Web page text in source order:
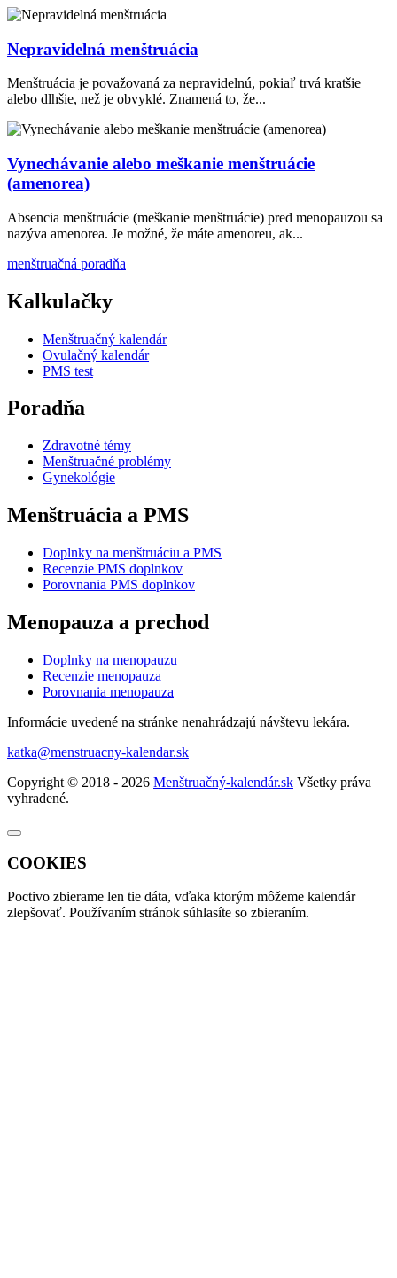
Nepravidelná menštruácia
Menštruácia je považovaná za nepravidelnú, pokiaľ trvá kratšie
alebo dlhšie, než je obvyklé. Znamená to, že...
Vynechávanie alebo meškanie menštruácie
(amenorea)
Absencia menštruácie (meškanie menštruácie) pred menopauzou sa
nazýva amenorea. Je možné, že máte amenoreu, ak...
menštruačná poradňa
Kalkulačky
Menštruačný kalendár
Ovulačný kalendár
PMS test
Poradňa
Zdravotné témy
Menštruačné problémy
Gynekológie
Menštruácia a PMS
Doplnky na menštruáciu a PMS
Recenzie PMS doplnkov
Porovnania PMS doplnkov
Menopauza a prechod
Doplnky na menopauzu
Recenzie menopauza
Porovnania menopauza
Informácie uvedené na stránke nenahrádzajú návštevu lekára.
katka@menstruacny-kalendar.sk
Copyright © 2018 - 2026 Menštruačný-kalendár.sk Všetky práva
vyhradené.
COOKIES
Poctivo zbierame len tie dáta, vďaka ktorým môžeme kalendár
zlepšovať. Používaním stránok súhlasíte so zbieraním.